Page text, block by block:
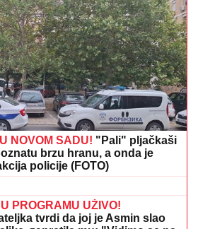
crno-belih: Jedino sa njim
u Evroligi!
u domu Dragana Stankovića 4
nakon što je VERIO DEVOJKU
se nižu: "Biću tvoj oslonac i
Ti si prava osoba"
SANTANA IMA OZBILJAN
ZA KOJI SE MALO ZNA
i voditeljstva novac mu kaplje i